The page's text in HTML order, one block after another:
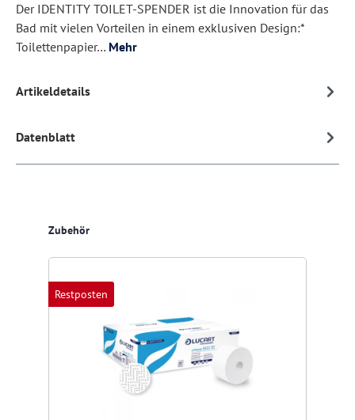
Der IDENTITY TOILET-SPENDER ist die Innovation für das
Bad mit vielen Vorteilen in einem exklusiven Design:*
Toilettenpapier… Mehr
Artikeldetails
Datenblatt
Produktgalerie überspringen
Zubehör
Restposten